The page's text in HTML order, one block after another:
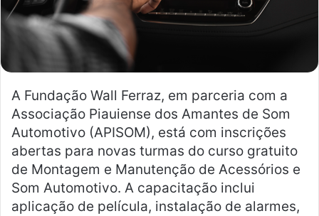
i
l
A Fundação Wall Ferraz, em parceria com a
Associação Piauiense dos Amantes de Som
Automotivo (APISOM), está com inscrições
abertas para novas turmas do curso gratuito
de Montagem e Manutenção de Acessórios e
Som Automotivo. A capacitação inclui
aplicação de película, instalação de alarmes,